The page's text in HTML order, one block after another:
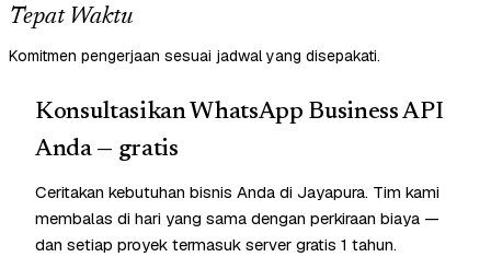
Tepat Waktu
Komitmen pengerjaan sesuai jadwal yang disepakati.
Konsultasikan WhatsApp Business API
Anda — gratis
Ceritakan kebutuhan bisnis Anda di Jayapura. Tim kami
membalas di hari yang sama dengan perkiraan biaya —
dan setiap proyek termasuk server gratis 1 tahun.